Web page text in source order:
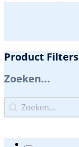
Product Filters
Zoeken...
Zoeken...
Zoeken...